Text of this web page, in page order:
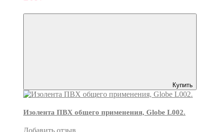
Купить
Изолента ПВХ общего применения, Globe L002.
Добавить отзыв